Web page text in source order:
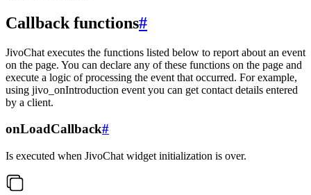
Callback functions#
JivoChat executes the functions listed below to report about an event
on the page. You can declare any of these functions on the page and
execute a logic of processing the event that occurred. For example,
using jivo_onIntroduction event you can get contact details entered
by a client.
onLoadCallback#
Is executed when JivoChat widget initialization is over.